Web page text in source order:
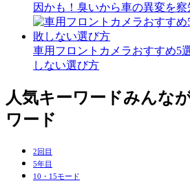
因かも！臭いから車の異変を察
車用フロントカメラおすすめ5
しない選び方
人気キーワードみんな
ワード
2回目
5年目
10・15モード